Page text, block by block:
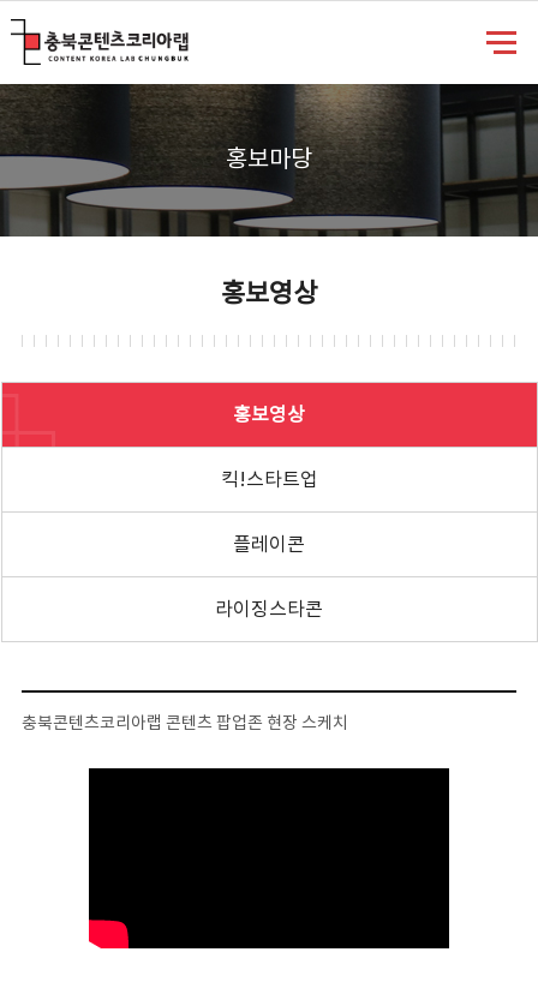
홍보마당
홍보영상
홍보영상
킥!스타트업
플레이콘
라이징스타콘
충북콘텐츠코리아랩 콘텐츠 팝업존 현장 스케치